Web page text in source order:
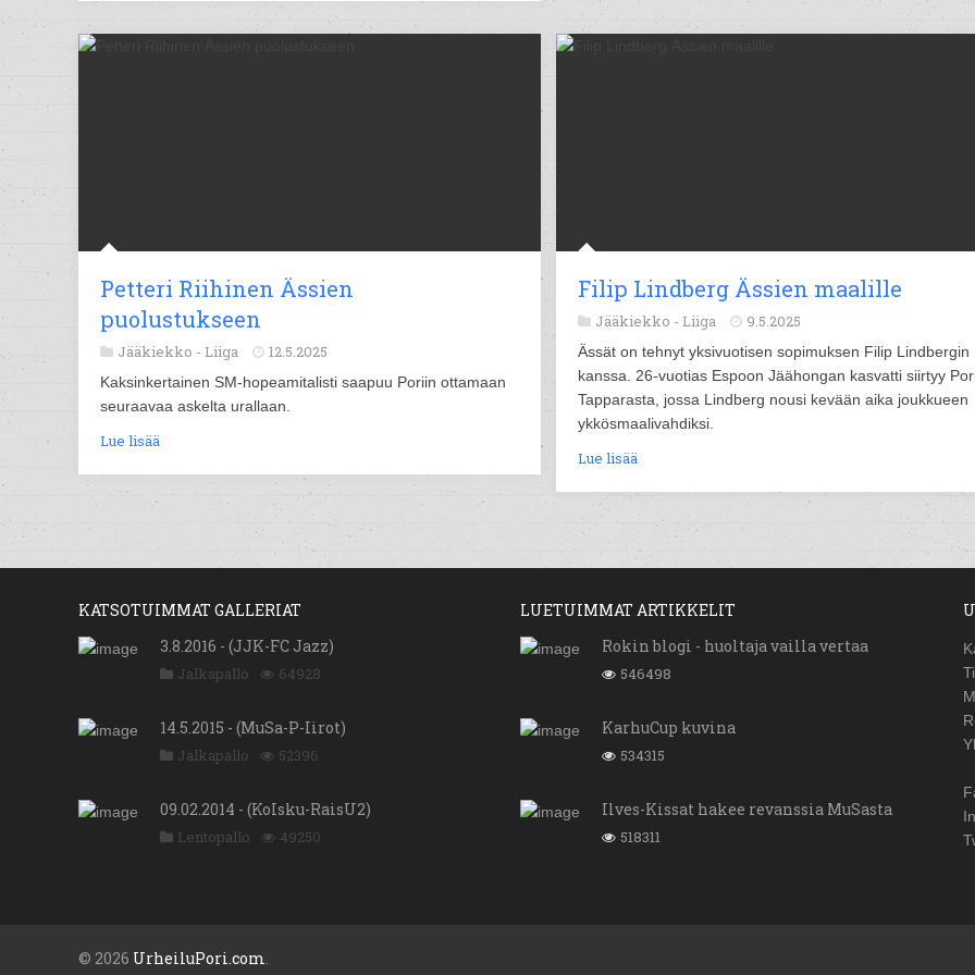
Petteri Riihinen Ässien
puolustukseen
Jääkiekko - Liiga 12.5.2025
Kaksinkertainen SM-hopeamitalisti saapuu Poriin ottamaan
seuraavaa askelta urallaan.
Lue lisää
Filip Lindberg Ässien maalille
Jääkiekko - Liiga 9.5.2025
Ässät on tehnyt yksivuotisen sopimuksen Filip Lindbergin
kanssa. 26-vuotias Espoon Jäähongan kasvatti siirtyy
Tapparasta, jossa Lindberg nousi kevään aika joukkueen
ykkösmaalivahdiksi.
Lue lisää
KATSOTUIMMAT GALLERIAT
3.8.2016 - (JJK-FC Jazz)
Jalkapallo 64928
14.5.2015 - (MuSa-P-Iirot)
Jalkapallo 52396
09.02.2014 - (KoIsku-RaisU2)
Lentopallo 49250
LUETUIMMAT ARTIKKELIT
Rokin blogi - huoltaja vailla vertaa
546498
KarhuCup kuvina
534315
Ilves-Kissat hakee revanssia MuSasta
518311
© 2026 UrheiluPori.com.